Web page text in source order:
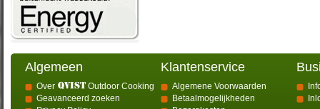
Algemeen
Over
Outdoor Cooking
Geavanceerd zoeken
Klantenservice
Algemene Voorwaarden
Betaalmogelijkheden